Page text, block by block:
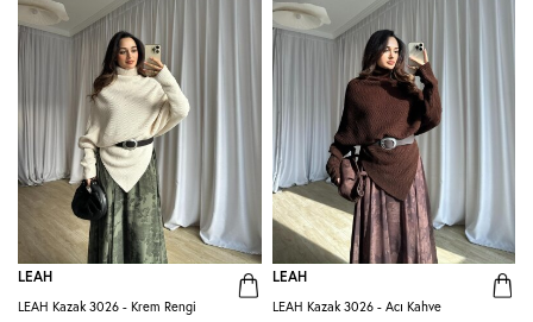
LEAH
LEAH Kazak 3026 - Krem Rengi
LEAH
LEAH Kazak 3026 - Acı Kahve